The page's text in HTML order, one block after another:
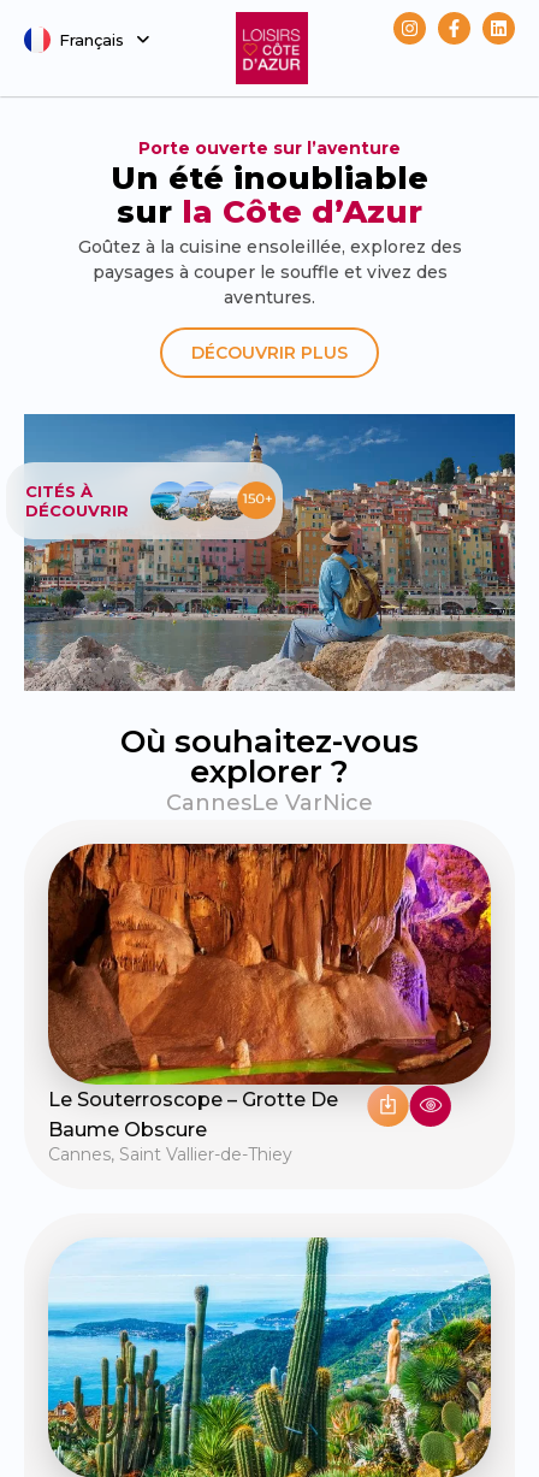
Français
Svenska
Porte ouverte sur l’aventure
Un été inoubliable
sur la Côte d’Azur
Goûtez à la cuisine ensoleillée, explorez des
paysages à couper le souffle et vivez des
aventures.
DÉCOUVRIR PLUS
CITÉS À
DÉCOUVRIR
Où souhaitez-vous
explorer ?
CannesLe VarNice
Le Souterroscope – Grotte De
Baume Obscure
Cannes, Saint Vallier-de-Thiey